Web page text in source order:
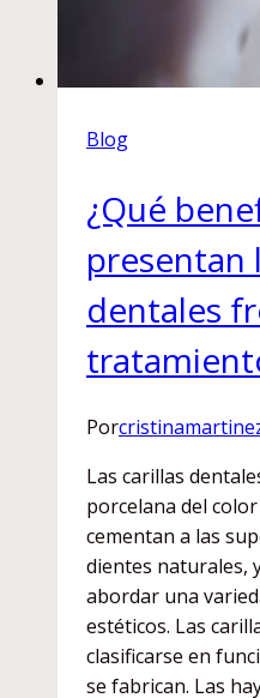
Blog
¿Qué
presentan
dentales
Por
Las carillas
porcelana del
cementan a las
dientes naturales,
abordar una
estéticos. Las
clasificarse en
se fabrican. Las